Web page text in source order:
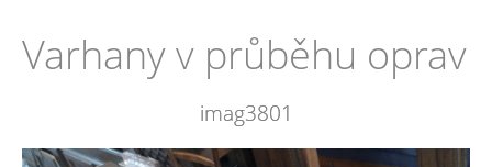
Varhany v průběhu oprav
imag3801